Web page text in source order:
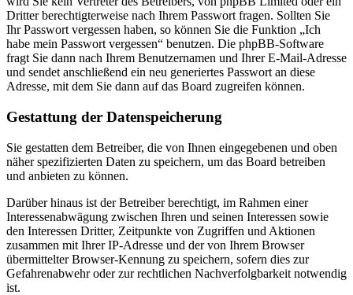
Dritter berechtigterweise nach Ihrem Passwort fragen. Sollten Sie
Ihr Passwort vergessen haben, so können Sie die Funktion „Ich
habe mein Passwort vergessen“ benutzen. Die phpBB-Software
fragt Sie dann nach Ihrem Benutzernamen und Ihrer E-Mail-Adresse
und sendet anschließend ein neu generiertes Passwort an diese
Adresse, mit dem Sie dann auf das Board zugreifen können.
Gestattung der Datenspeicherung
Sie gestatten dem Betreiber, die von Ihnen eingegebenen und oben
näher spezifizierten Daten zu speichern, um das Board betreiben
und anbieten zu können.
Darüber hinaus ist der Betreiber berechtigt, im Rahmen einer
Interessenabwägung zwischen Ihren und seinen Interessen sowie
den Interessen Dritter, Zeitpunkte von Zugriffen und Aktionen
zusammen mit Ihrer IP-Adresse und der von Ihrem Browser
übermittelter Browser-Kennung zu speichern, sofern dies zur
Gefahrenabwehr oder zur rechtlichen Nachverfolgbarkeit notwendig
ist.